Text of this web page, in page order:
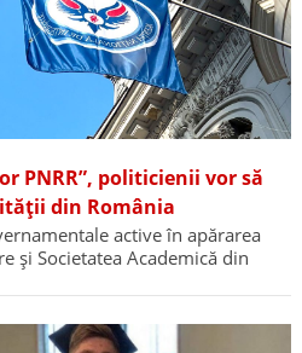
PNRR”, politicienii vor să
din România
active în apărarea
și Societatea Academică din